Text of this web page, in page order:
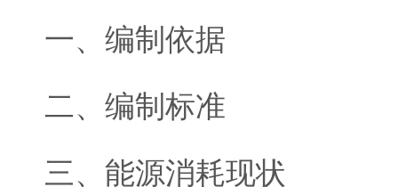
一、编制依据
二、编制标准
三、能源消耗现状